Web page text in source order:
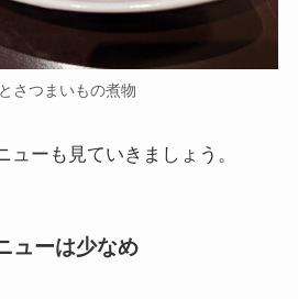
さつまいもの煮物
ューも見ていきましょう。
ューは少なめ